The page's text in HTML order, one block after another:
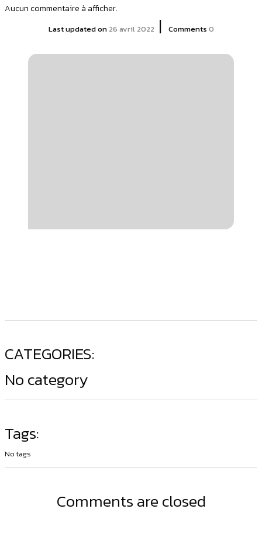
Aucun commentaire à afficher.
Last updated on 26 avril 2022 | Comments 0
CATEGORIES:
No category
Tags:
No tags
Comments are closed